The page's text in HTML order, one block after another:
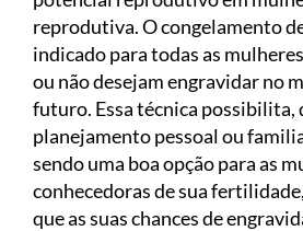
reprodutiva. O congelamento
indicado para todas as
ou não desejam engravidar no
futuro. Essa técnica possibilita,
planejamento pessoal ou
sendo uma boa opção para as
conhecedoras de sua
que as suas chances de